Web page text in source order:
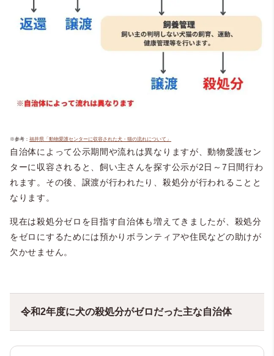
※参考： 福井県「動物愛護センターに収容された犬・猫の流れについて」
自治体によって公示期間や流れは異なりますが、動物愛護セン
ターに収容されると、飼い主さんを探す公示が2日～7日間行わ
れます。その後、譲渡が行われたり、殺処分が行われることと
なります。
現在は殺処分ゼロを目指す自治体も増えてきましたが、殺処分
をゼロにするためには預かりボランティアや住民などの助けが
欠かせません。
令和2年度に犬の殺処分がゼロだった主な自治体